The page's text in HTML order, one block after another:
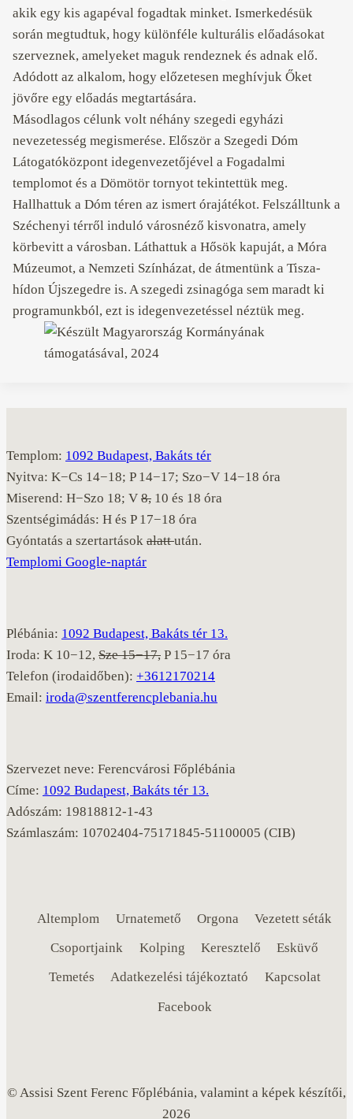
akik egy kis agapéval fogadtak minket. Ismerkedésük
során megtudtuk, hogy különféle kulturális előadásokat
szerveznek, amelyeket maguk rendeznek és adnak elő.
Adódott az alkalom, hogy előzetesen meghívjuk Őket
jövőre egy előadás megtartására.
Másodlagos célunk volt néhány szegedi egyházi
nevezetesség megismerése. Először a Szegedi Dóm
Látogatóközpont idegenvezetőjével a Fogadalmi
templomot és a Dömötör tornyot tekintettük meg.
Hallhattuk a Dóm téren az ismert órajátékot. Felszálltunk a
Széchenyi térről induló városnéző kisvonatra, amely
körbevitt a városban. Láthattuk a Hősök kapuját, a Móra
Múzeumot, a Nemzeti Színházat, de átmentünk a Tisza-
hídon Újszegedre is. A szegedi zsinagóga sem maradt ki
programunkból, ezt is idegenvezetéssel néztük meg.
Templom: 1092 Budapest, Bakáts tér
Nyitva: K−Cs 14−18; P 14−17; Szo−V 14−18 óra
Miserend: H−Szo 18; V 8, 10 és 18 óra
Szentségimádás: H és P 17−18 óra
Gyóntatás a szertartások alattután.
Templomi Google-naptár
Plébánia: 1092 Budapest, Bakáts tér 13.
Iroda: K 10−12, Sze 15−17, P 15−17 óra
Telefon (irodaidőben): +3612170214
Email: iroda@szentferencplebania.hu
Szervezet neve: Ferencvárosi Főplébánia
Címe: 1092 Budapest, Bakáts tér 13.
Adószám: 19818812-1-43
Számlaszám: 10702404-75171845-51100005 (CIB)
Altemplom Urnatemető Orgona
Vezetett séták
Csoportjaink
Kolping Keresztelő
Esküvő
Temetés
Adatkezelési tájékoztató
Kapcsolat
Facebook
© Assisi Szent Ferenc Főplébánia, valamint a képek készítői,
2026